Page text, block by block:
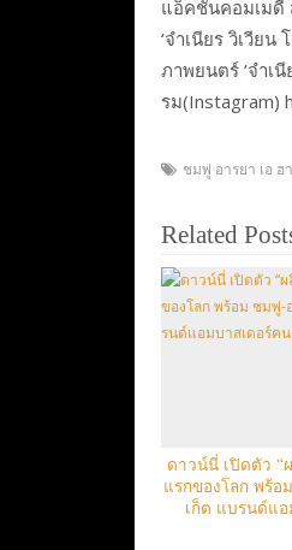
แอ็คชั่นคอมเมดี้
‘จำเนียร วิเวีย
ภาพยนตร์ ‘จำเ
รม(Instagram)
ชมพู่ อารยา เอ ฮ
Related
ดาวน์นี่ เปิดตัว
แรกของโลก พร้อ
เก็ต แบรนด์แ